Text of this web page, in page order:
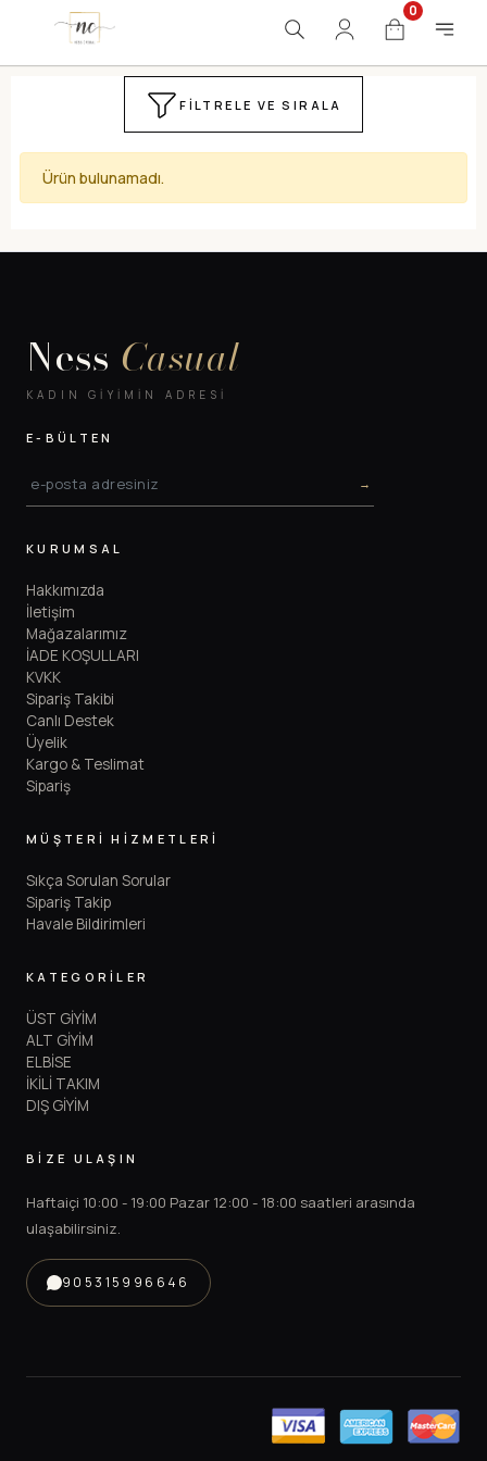
0
FILTRELE VE SIRALA
Ürün bulunamadı.
Ness Casual
KADIN GIYIMIN ADRESI
E-BÜLTEN
→
KURUMSAL
Hakkımızda
İletişim
Mağazalarımız
İADE KOŞULLARI
KVKK
Sipariş Takibi
Canlı Destek
Üyelik
Kargo & Teslimat
Sipariş
MÜŞTERİ HİZMETLERİ
Sıkça Sorulan Sorular
Sipariş Takip
Havale Bildirimleri
KATEGORİLER
ÜST GİYİM
ALT GİYİM
ELBİSE
İKİLİ TAKIM
DIŞ GİYİM
BİZE ULAŞIN
Haftaiçi 10:00 - 19:00 Pazar 12:00 - 18:00 saatleri arasında
ulaşabilirsiniz.
905315996646